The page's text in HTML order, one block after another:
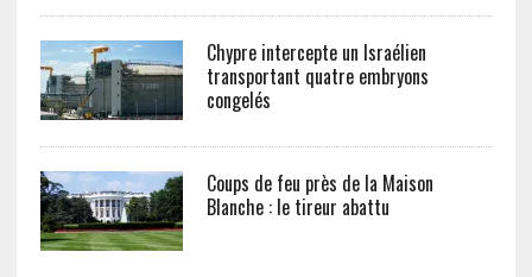
Chypre intercepte un Israélien
transportant quatre embryons
congelés
Coups de feu près de la Maison
Blanche : le tireur abattu